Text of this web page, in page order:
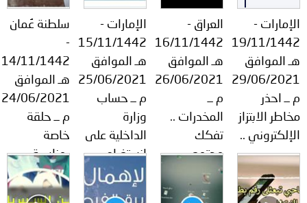
إنجازات
توعوية
الخدمات
الإلكترونية
صور
وفيديو
مجلة
الأمانة
من
نحن
اتصل
بنا
الإمارات -
19/11/1442
هـ الموافق
29/06/2021
م ــ احذر
مخاطر الابتزاز
الإلكتروني ..
العراق -
16/11/1442
هـ الموافق
26/06/2021
م ــ
المخدرات ..
تفكك
مجتمعي ..
موت محتوم
الإمارات -
15/11/1442
هـ الموافق
25/06/2021
م ــ حساب
وزارة
الداخلية على
انستغرام
ينشر فيديو
للتوعية
سلطنة عُمان
-
14/11/1442
هـ الموافق
24/06/2021
م ــ حلقة
خاصة
بمناسبة
اليوم
العالمي